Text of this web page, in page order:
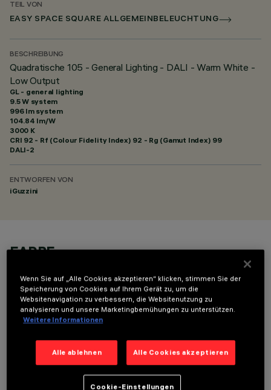
TEIL VON
EASY SPACE SQUARE ALLGEMEINBELEUCHTUNG
BESCHREIBUNG
Quadratische 105 - General Lighting - DALI - Warm White -
Low Output
GL - general lighting
9.5 W system
996 lm system
104.84 lm/W
3000 K
CRI 92 - Rf (Colour Fidelity Index) 92 - Rg (Gamut Index) 99
DALI-2
ENTWORFEN VON
iGuzzini
FARBE
TECHNISCHE DATEN
LETZTES UPDATE: 06.08.2026
Wenn Sie auf „Alle Cookies akzeptieren“ klicken, stimmen Sie der
Speicherung von Cookies auf Ihrem Gerät zu, um die
Websitenavigation zu verbessern, die Websitenutzung zu
analysieren und unsere Marketingbemühungen zu unterstützen.
Weitere Informationen
Alle ablehnen Alle Cookies akzeptieren
Cookie-Einstellungen